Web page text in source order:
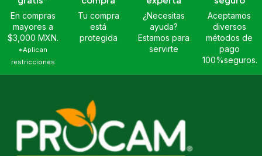
En compras
mayores a
$3,000 MXN.
*Aplican
restricciones
Tu compra
está
protegida
¿Necesitas
ayuda?
Estamos para
servirte
Aceptamos
diversos
métodos de
pago
100%seguros.